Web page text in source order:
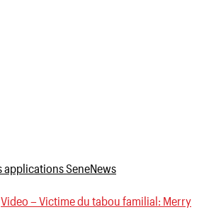
Video – Victime du tabou familial: Merry